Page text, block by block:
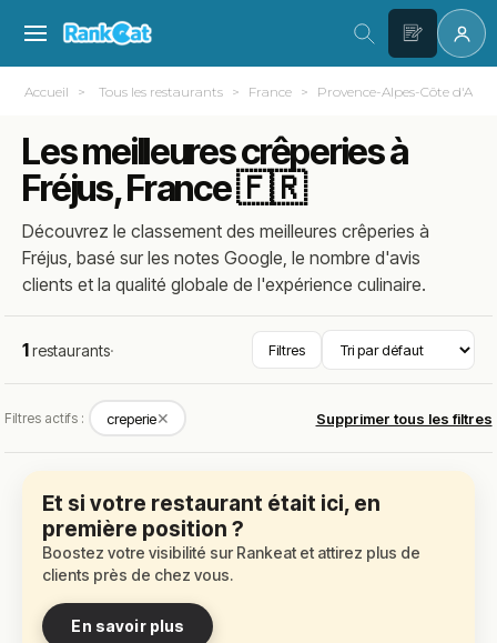
Accueil Tous les restaurants France Provence-Alpes-Côte d'Azur
Les meilleures crêperies à
Fréjus, France 🇫🇷
Découvrez le classement des meilleures crêperies à
Fréjus, basé sur les notes Google, le nombre d'avis
clients et la qualité globale de l'expérience culinaire.
1restaurants· Filtres
Filtres actifs : creperie✕ Supprimer tous les filtres
Et si votre restaurant était ici, en
première position ?
Boostez votre visibilité sur Rankeat et attirez plus de
clients près de chez vous.
En savoir plus